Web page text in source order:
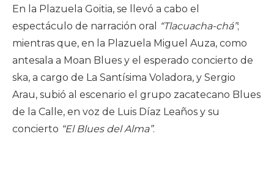
En la Plazuela Goitia, se llevó a cabo el
espectáculo de narración oral
“Tlacuacha-chá”;
mientras que, en la Plazuela Miguel Auza, como
antesala a Moan Blues y el esperado concierto de
ska, a cargo de La Santísima Voladora, y Sergio
Arau, subió al escenario el grupo zacatecano Blues
de la Calle, en voz de Luis Díaz Leaños y su
concierto “El Blues del Alma”.